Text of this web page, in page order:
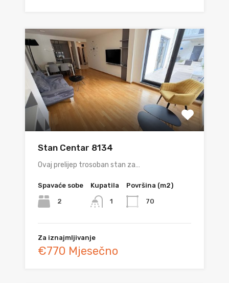
Stan Centar 8134
Ovaj prelijep trosoban stan za…
Spavaće sobe
2
Kupatila
1
Površina (m2)
70
Za iznajmljivanje
€770 Mjesečno